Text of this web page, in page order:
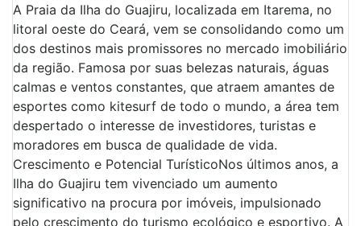
A Praia da Ilha do Guajiru, localizada em Itarema, no
litoral oeste do Ceará, vem se consolidando como um
dos destinos mais promissores no mercado imobiliário
da região. Famosa por suas belezas naturais, águas
calmas e ventos constantes, que atraem amantes de
esportes como kitesurf de todo o mundo, a área tem
despertado o interesse de investidores, turistas e
moradores em busca de qualidade de vida.
Crescimento e Potencial TurísticoNos últimos anos, a
Ilha do Guajiru tem vivenciado um aumento
significativo na procura por imóveis, impulsionado
pelo crescimento do turismo ecológico e esportivo. A